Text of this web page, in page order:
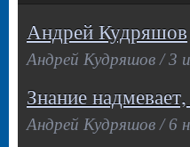
Андрей Кудряшов
Андрей Кудряшов / 3
Знание
Андрей Кудряшов / 6